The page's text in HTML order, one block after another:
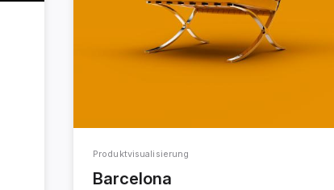
Produktvisualisierung
Barcelona